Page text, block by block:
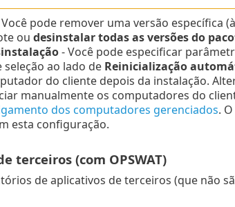
pode remover uma versão específica
ou desinstalar todas as versões do
- Você pode especificar
seleção ao lado de Reinicialização
do cliente depois da instalação.
manualmente os computadores do
dos computadores gerenciados.
esta configuração.
terceiros (com OPSWAT)
de aplicativos de terceiros (que não